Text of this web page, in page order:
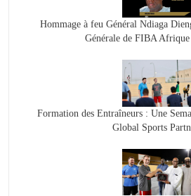
Hommage à feu Général Ndiaga
Générale de FIBA
Formation des Entraîneurs : Une
Global Sports